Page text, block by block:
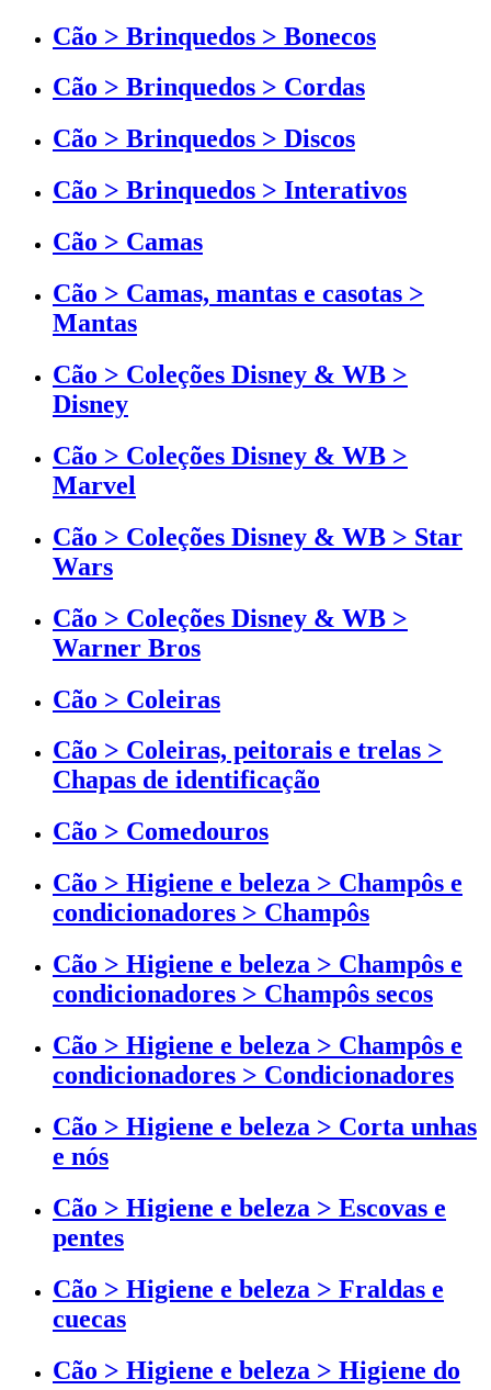
Cão > Brinquedos > Bonecos
Cão > Brinquedos > Cordas
Cão > Brinquedos > Discos
Cão > Brinquedos > Interativos
Cão > Camas
Cão > Camas, mantas e casotas >
Mantas
Cão > Coleções Disney & WB >
Disney
Cão > Coleções Disney & WB >
Marvel
Cão > Coleções Disney & WB > Star
Wars
Cão > Coleções Disney & WB >
Warner Bros
Cão > Coleiras
Cão > Coleiras, peitorais e trelas >
Chapas de identificação
Cão > Comedouros
Cão > Higiene e beleza > Champôs e
condicionadores > Champôs
Cão > Higiene e beleza > Champôs e
condicionadores > Champôs secos
Cão > Higiene e beleza > Champôs e
condicionadores > Condicionadores
Cão > Higiene e beleza > Corta unhas
e nós
Cão > Higiene e beleza > Escovas e
pentes
Cão > Higiene e beleza > Fraldas e
cuecas
Cão > Higiene e beleza > Higiene do